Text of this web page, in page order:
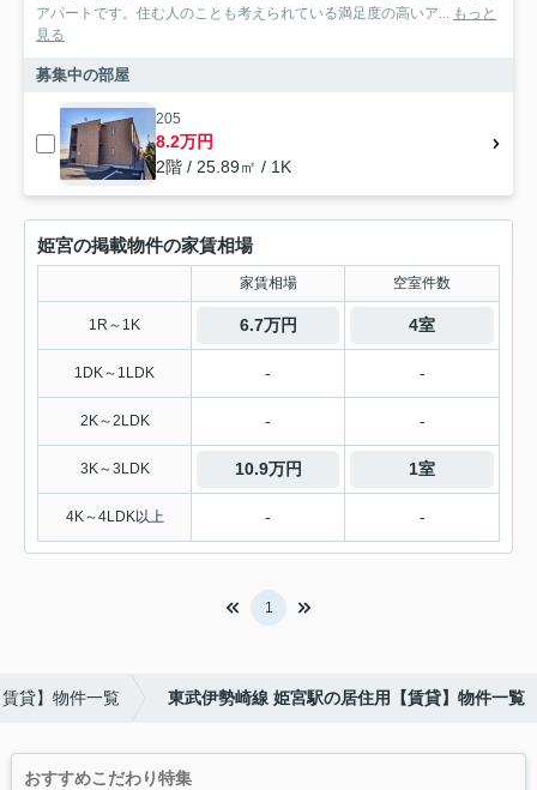
アパートです。住む人のことも考えられている満足度の高いア... もっと
見る
募集中の部屋
205
8.2万円
2階 / 25.89㎡ / 1K
姫宮の掲載物件の家賃相場
家賃相場 空室件数
1R～1K 6.7万円 4室
1DK～1LDK - -
2K～2LDK - -
3K～3LDK 10.9万円 1室
4K～4LDK以上 - -
1
貸】物件一覧 東武伊勢崎線 姫宮駅の居住用【賃貸】物件一覧
おすすめこだわり特集